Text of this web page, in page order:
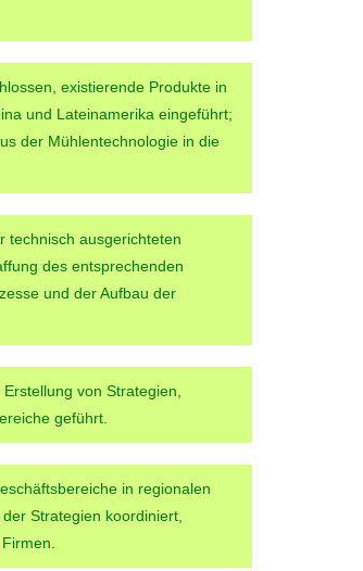
existierende Produkte in
und Lateinamerika eingeführt;
der Mühlentechnologie in die
technisch ausgerichteten
des entsprechenden
und der Aufbau der
von Strategien,
geführt.
in regionalen
Strategien koordiniert,